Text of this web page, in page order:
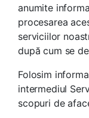
anumite
procesarea
serviciilor
după cum se
Folosim
intermediul
scopuri de